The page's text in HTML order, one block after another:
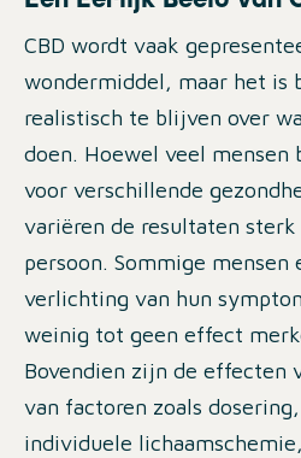
CBD wordt vaak
wondermiddel, maar het is
realistisch te blijven over
doen. Hoewel veel mensen
voor verschillende
variëren de resultaten
persoon. Sommige mensen
verlichting van hun
weinig tot geen effect
Bovendien zijn de effecten
van factoren zoals
individuele